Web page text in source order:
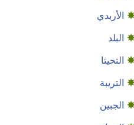
الأربدي
البلد
التحيتا
التريبة
الجبين